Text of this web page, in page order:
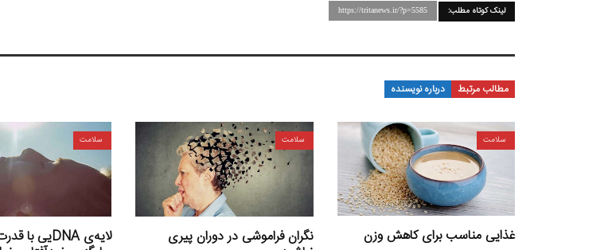
لینک کوتاه مطلب: https://tritanews.ir/?p=5585
مطالب مرتبط درباره نویسنده
سلامت
غذایی مناسب برای کاهش وزن
سلامت
نگران فراموشی در دوران پیری
سلامت